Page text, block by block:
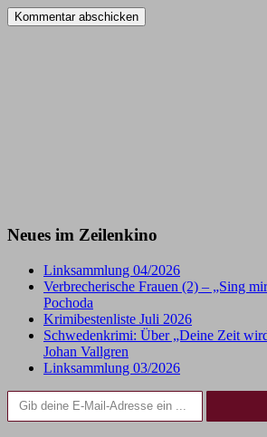
Neues im Zeilenkino
Linksammlung 04/2026
Verbrecherische Frauen (2) – „Sing
Pochoda
Krimibestenliste Juli 2026
Schwedenkrimi: Über „Deine Zeit
Johan Vallgren
Linksammlung 03/2026
Gib deine E-Mail-Adresse ein ...